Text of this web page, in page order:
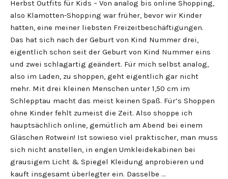
Herbst Outfits für Kids – Von analog bis online Shopping,
also Klamotten-Shopping war früher, bevor wir Kinder
hatten, eine meiner liebsten Freizeitbeschäftigungen.
Das hat sich nach der Geburt von Kind Nummer drei,
eigentlich schon seit der Geburt von Kind Nummer eins
und zwei schlagartig geändert. Für mich selbst analog,
also im Laden, zu shoppen, geht eigentlich gar nicht
mehr. Mit drei kleinen Menschen unter 1,50 cm im
Schlepptau macht das meist keinen Spaß. Für’s Shoppen
ohne Kinder fehlt zumeist die Zeit. Also shoppe ich
hauptsächlich online, gemütlich am Abend bei einem
Gläschen Rotwein! Ist sowieso viel praktischer, man muss
sich nicht anstellen, in engen Umkleidekabinen bei
grausigem Licht & Spiegel Kleidung anprobieren und
kauft insgesamt überlegter ein. Dasselbe …